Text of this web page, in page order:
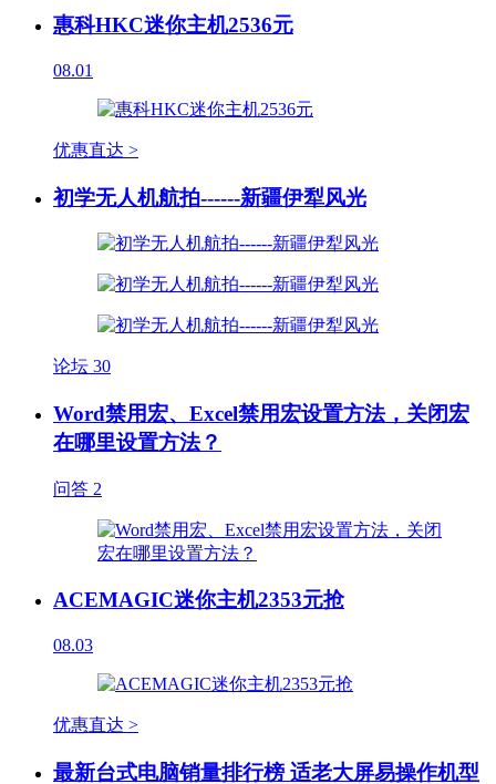
惠科HKC迷你主机2536元
08.01
优惠直达 >
初学无人机航拍------新疆伊犁风光
论坛 30
Word禁用宏、Excel禁用宏设置方法，关闭宏
在哪里设置方法？
问答 2
ACEMAGIC迷你主机2353元抢
08.03
优惠直达 >
最新台式电脑销量排行榜 适老大屏易操作机型